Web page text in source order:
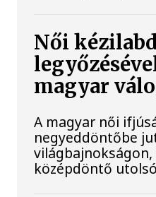
Női
magyar
A magyar női
negyeddöntőbe
középdöntő